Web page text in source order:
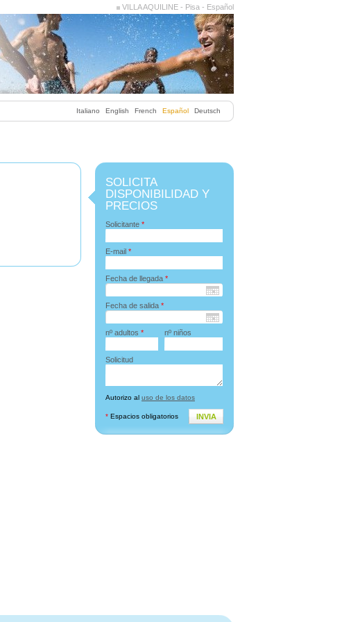
VILLA AQUILINE - Pisa - Español
Italiano English French Español Deutsch
SOLICITA
DISPONIBILIDAD Y
PRECIOS
Solicitante *
E-mail *
Fecha de llegada *
Fecha de salida *
nº adultos * nº niños
Solicitud
Autorizo al uso de los datos
INVIA
* Espacios obligatorios